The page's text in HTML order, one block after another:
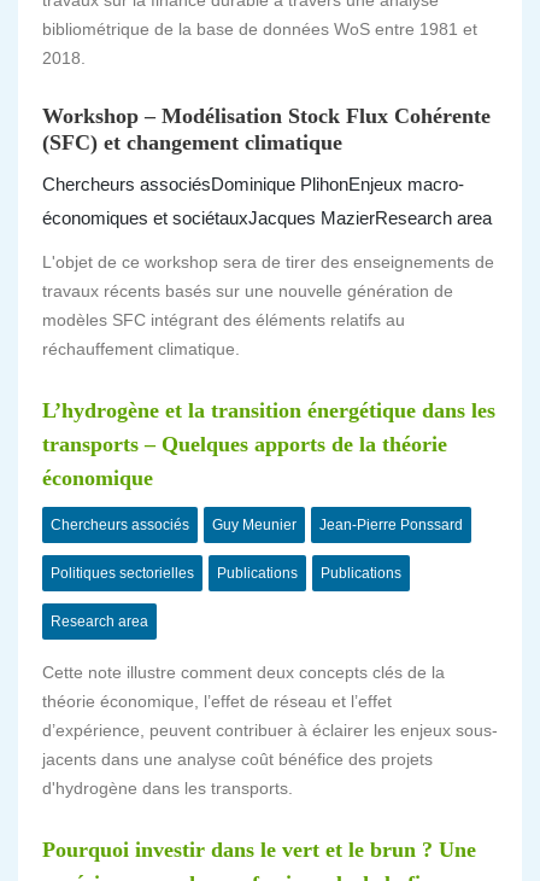
bibliométrique de la base de données WoS entre 1981 et
2018.
Workshop – Modélisation Stock Flux Cohérente
(SFC) et changement climatique
Chercheurs associésDominique PlihonEnjeux macro-
économiques et sociétauxJacques MazierResearch area
L'objet de ce workshop sera de tirer des enseignements de
travaux récents basés sur une nouvelle génération de
modèles SFC intégrant des éléments relatifs au
réchauffement climatique.
L’hydrogène et la transition énergétique dans les
transports – Quelques apports de la théorie
économique
Chercheurs associés Guy Meunier Jean-Pierre Ponssard
Politiques sectorielles Publications Publications
Research area
Cette note illustre comment deux concepts clés de la
théorie économique, l’effet de réseau et l’effet
d’expérience, peuvent contribuer à éclairer les enjeux sous-
jacents dans une analyse coût bénéfice des projets
d'hydrogène dans les transports.
Pourquoi investir dans le vert et le brun ? Une